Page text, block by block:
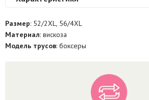
Размер: 52/2XL, 56/4XL
Материал: вискоза
Модель трусов: боксеры